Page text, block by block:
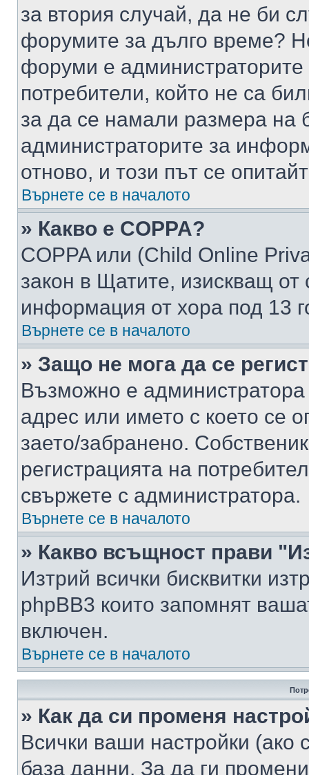
за втория случай, да не би
форумите за дълго време?
форуми е администраторите
потребители, който не са
за да се намали размера на
администраторите за
отново, и този път се
Върнете се в началото
» Какво е COPPA?
COPPA или (Child Online
закон в Щатите, изискващ от
информация от хора под 13
Върнете се в началото
» Защо не мога да се
Възможно е
адрес или името с което се
заето/забранено.
регистрацията на
свържете с администратора.
Върнете се в началото
» Какво всъщност прави
Изтрий всички бисквитки
phpBB3 които запомнят
включен.
Върнете се в началото
» Как да си променя
Всички ваши настройки (ако
база данни. За да ги